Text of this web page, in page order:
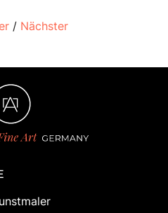
/ Nächster